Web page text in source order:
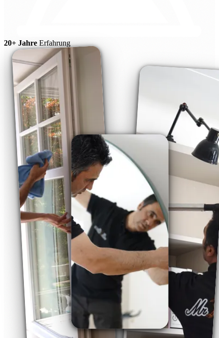
20+ Jahre Erfahrung